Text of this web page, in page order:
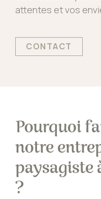
attentes et vos
CONTACT
Pourquoi
notre
paysagiste
?